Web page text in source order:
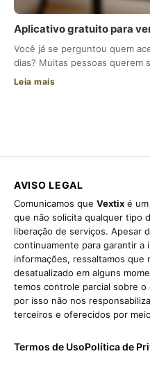
Aplicativo gratuito para
Você já se perguntou quem
dias? Muitas pessoas querem
Leia mais
AVISO LEGAL
Comunicamos que Vextix é
que não solicita qualquer tipo
liberação de serviços. Apesar
continuamente para garantir a
informações, ressaltamos
desatualizado em alguns
temos controle parcial sobre
por isso não nos
terceiros e oferecidos por
Termos de UsoPolítica de